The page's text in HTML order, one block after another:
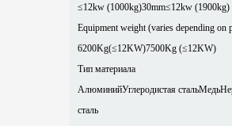
≤12kw (1000kg)30mm≤12kw (1900kg)
Equipment weight (varies depending on
6200Kg(≤12KW)7500Kg (≤12KW)
Тип материала
АлюминийУглеродистая стальМедь
сталь